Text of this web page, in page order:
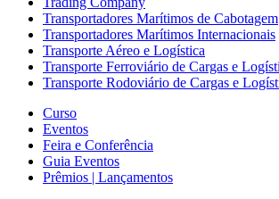
Transportadores Marítimos de Cabotagem
Transportadores Marítimos Internacionais
Transporte Aéreo e Logística
Transporte Ferroviário de Cargas e
Transporte Rodoviário de Cargas e
Curso
Eventos
Feira e Conferência
Guia Eventos
Prêmios | Lançamentos